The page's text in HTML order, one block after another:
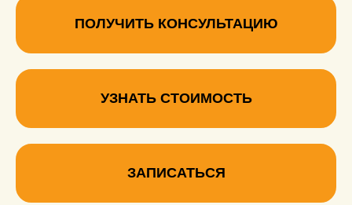
ПОЛУЧИТЬ КОНСУЛЬТАЦИЮ
УЗНАТЬ СТОИМОСТЬ
ЗАПИСАТЬСЯ